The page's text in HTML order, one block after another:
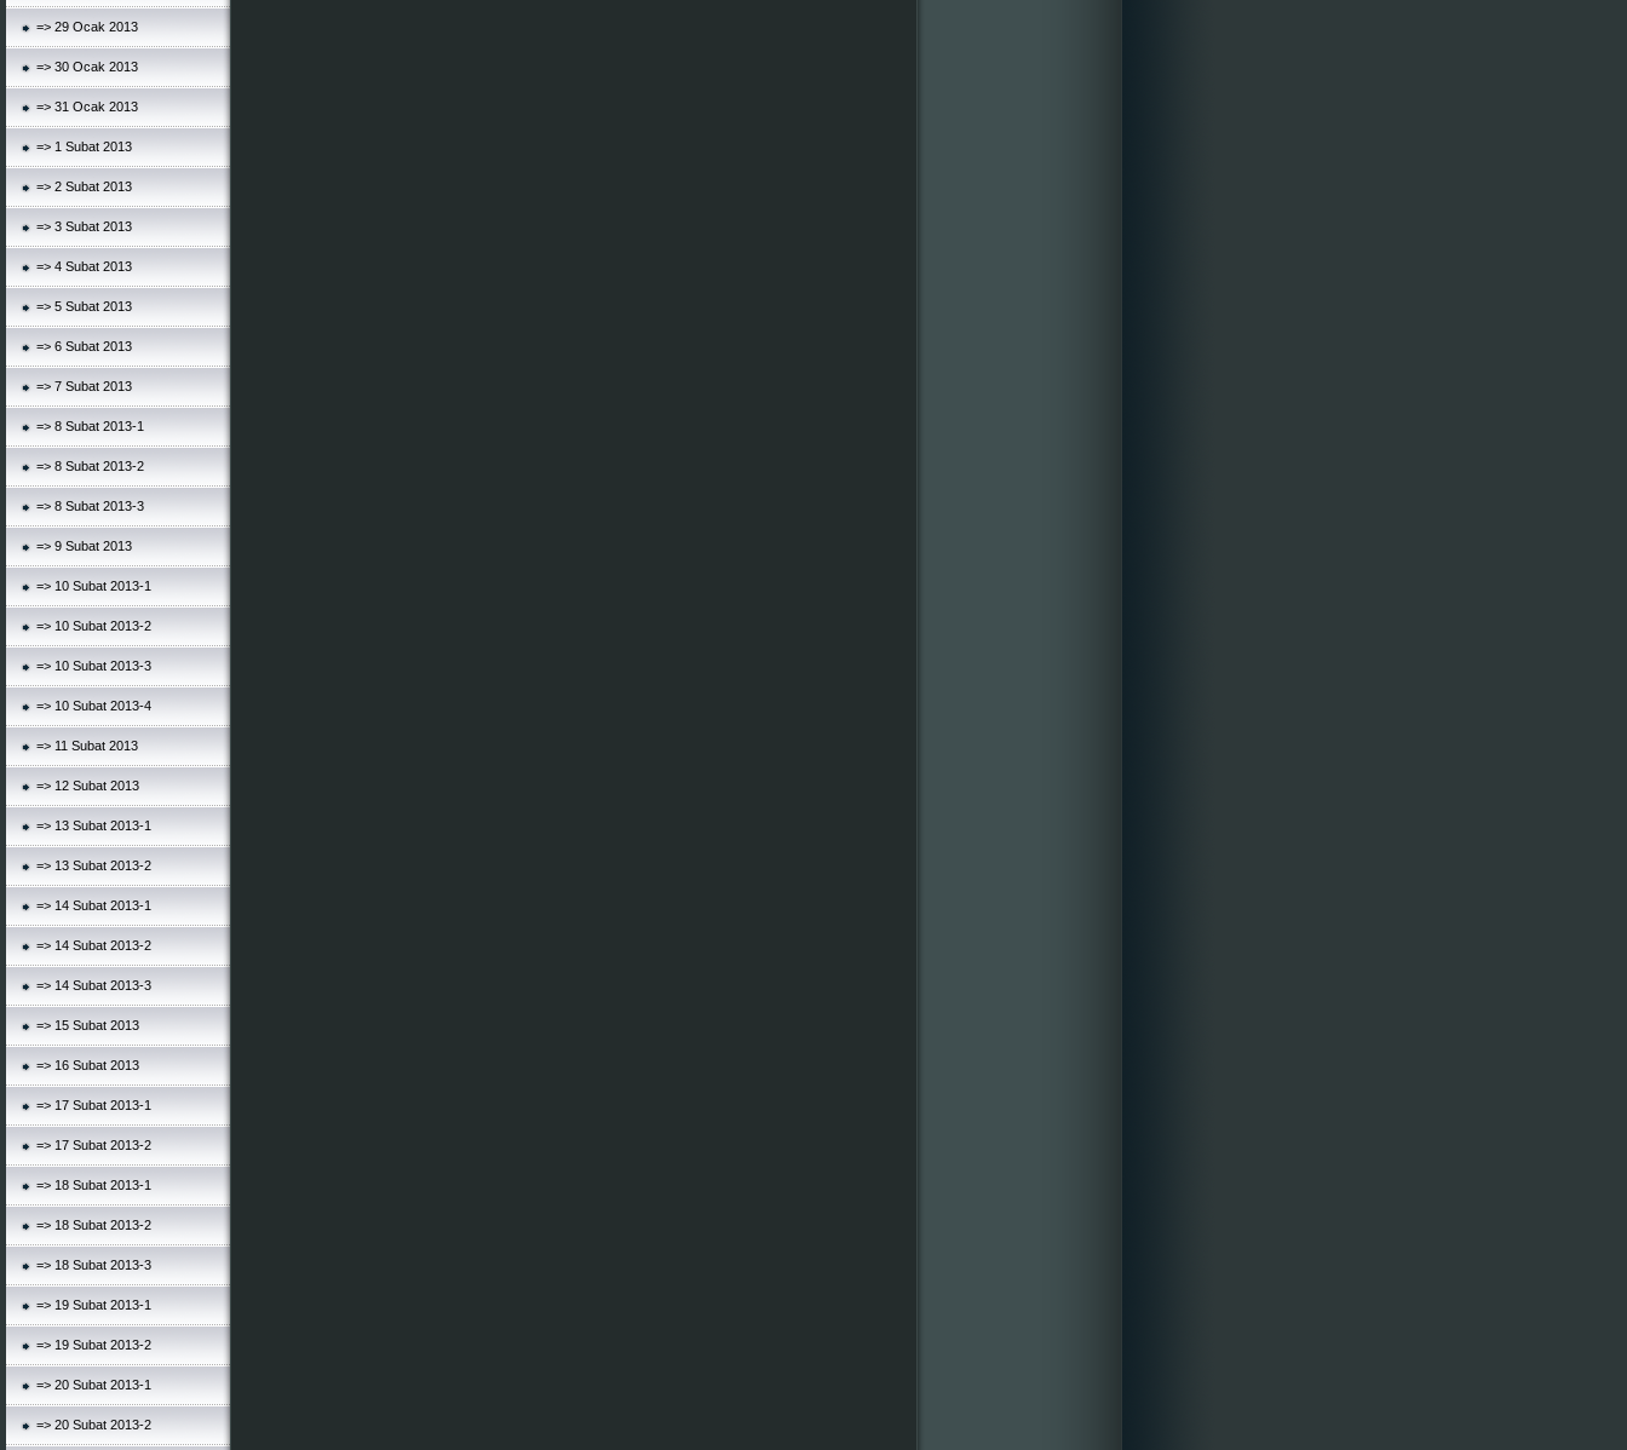
=> 29 Ocak 2013
=> 30 Ocak 2013
=> 31 Ocak 2013
=> 1 Subat 2013
=> 2 Subat 2013
=> 3 Subat 2013
=> 4 Subat 2013
=> 5 Subat 2013
=> 6 Subat 2013
=> 7 Subat 2013
=> 8 Subat 2013-1
=> 8 Subat 2013-2
=> 8 Subat 2013-3
=> 9 Subat 2013
=> 10 Subat 2013-1
=> 10 Subat 2013-2
=> 10 Subat 2013-3
=> 10 Subat 2013-4
=> 11 Subat 2013
=> 12 Subat 2013
=> 13 Subat 2013-1
=> 13 Subat 2013-2
=> 14 Subat 2013-1
=> 14 Subat 2013-2
=> 14 Subat 2013-3
=> 15 Subat 2013
=> 16 Subat 2013
=> 17 Subat 2013-1
=> 17 Subat 2013-2
=> 18 Subat 2013-1
=> 18 Subat 2013-2
=> 18 Subat 2013-3
=> 19 Subat 2013-1
=> 19 Subat 2013-2
=> 20 Subat 2013-1
=> 20 Subat 2013-2